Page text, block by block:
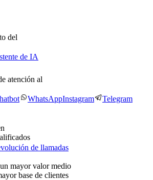
del
de IA
atención al
WhatsAppInstagram Telegram
de llamadas
mayor valor medio
base de clientes